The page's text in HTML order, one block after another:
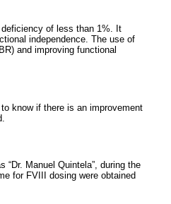
of less than 1%. It
independence. The use of
and improving functional
know if there is an improvement
Manuel Quintela”, during the
for FVIII dosing were obtained